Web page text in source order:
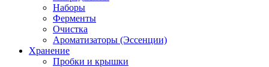
Наборы
Ферменты
Очистка
Ароматизаторы (Эссенции)
Хранение
Пробки и крышки